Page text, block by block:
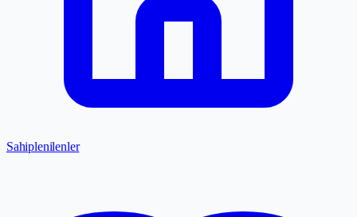
Sahiplenilenler